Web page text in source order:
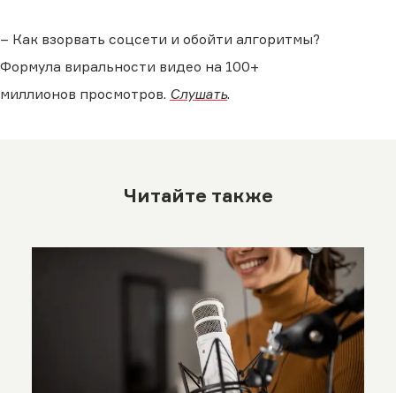
– Как взорвать соцсети и обойти алгоритмы?
Формула виральности видео на 100+
миллионов просмотров. Слушать.
Читайте также